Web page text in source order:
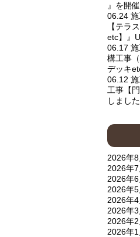
』を開
06.24
【テラ
etc】』
06.17
構工事
デッキ
06.12
工事【
しまし
2026年8
2026年7
2026年6
2026年5
2026年4
2026年3
2026年2
2026年1